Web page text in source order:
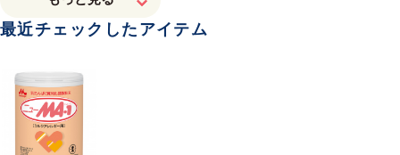
最近チェックしたアイテム